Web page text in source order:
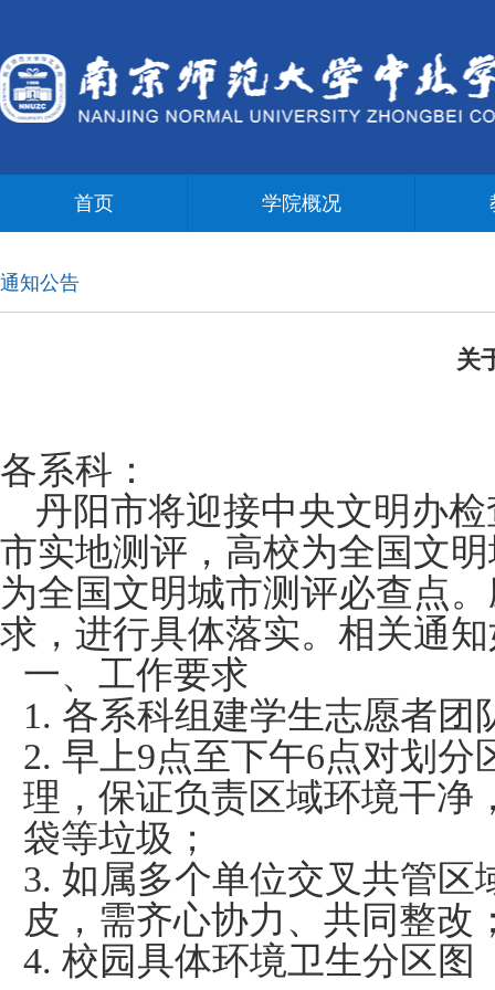
首页 学院概况
通知公告
关
各系科：
丹阳市将迎接中央文明办
市实地测评，高校为全国文
为全国文明城市测评必查点。
求，进行具体落实。相关通
一、 工作要求
1. 各系科组建学生志愿者团
2. 早上9点至下午6点对划分
理，保证负责区域环境干净
袋等垃圾；
3. 如属多个单位交叉 共管区
皮，需齐心协力、共同整改
4. 校园具体环境卫生分区图